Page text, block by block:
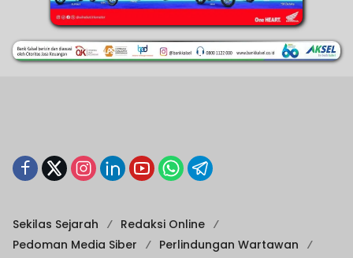
Sekilas Sejarah
Redaksi Online
Pedoman Media Siber
Perlindungan Wartawan